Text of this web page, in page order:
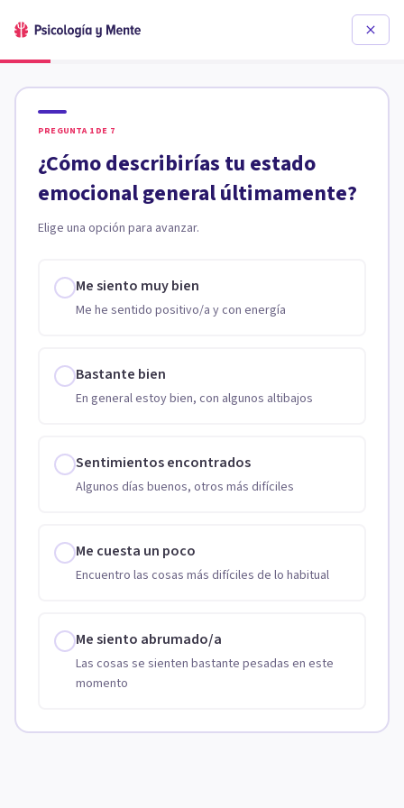
PREGUNTA 1 DE 7
¿Cómo describirías tu estado
emocional general últimamente?
Elige una opción para avanzar.
Me siento muy bien
Me he sentido positivo/a y con energía
Bastante bien
En general estoy bien, con algunos altibajos
Sentimientos encontrados
Algunos días buenos, otros más difíciles
Me cuesta un poco
Encuentro las cosas más difíciles de lo habitual
Me siento abrumado/a
Las cosas se sienten bastante pesadas en este
momento